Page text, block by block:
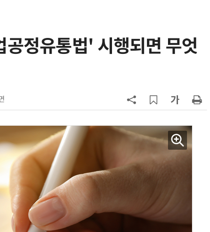
정유통법' 시행되면 무엇
6 K위성망 2035년까지 512기 띄운다
뉴스 무단 사용에 첫 제동
불안 줄였지만 '홍보 부족' 과제
9
中 통신사, 'AI 토큰'으로 분기 2兆 벌
었다…한국도 사업화 시동